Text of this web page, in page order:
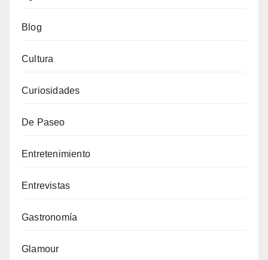
Blog
Cultura
Curiosidades
De Paseo
Entretenimiento
Entrevistas
Gastronomía
Glamour